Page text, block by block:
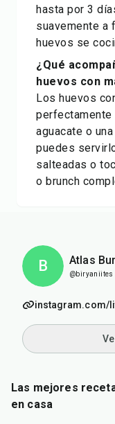
hasta por 3
suavemente a
huevos se
¿Qué
huevos con
Los huevos
perfectamente
aguacate o
puedes
salteadas o
o brunch
B Atlas
@biryaniites
instagram.com/
Las mejores
en casa
40min